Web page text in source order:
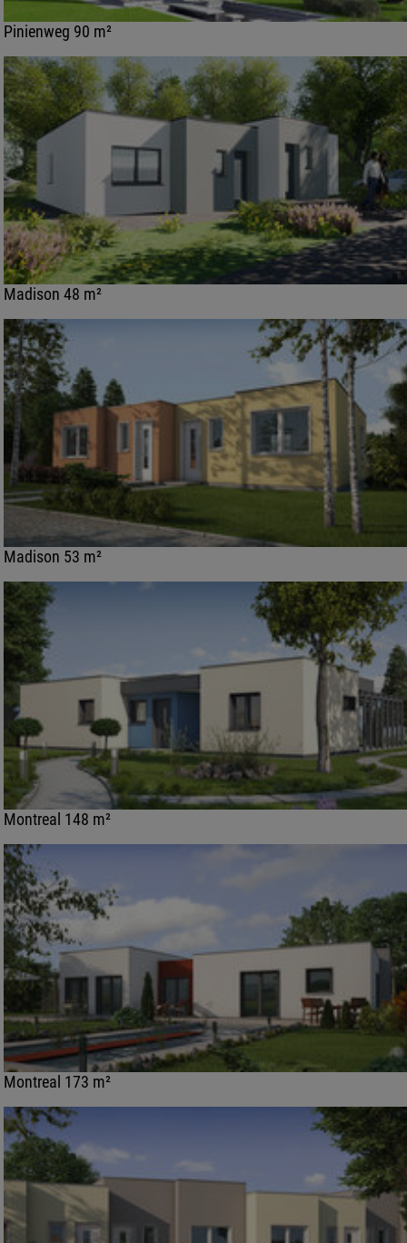
Pinienweg 90 m²
Madison 48 m²
Madison 53 m²
Montreal 148 m²
Montreal 173 m²